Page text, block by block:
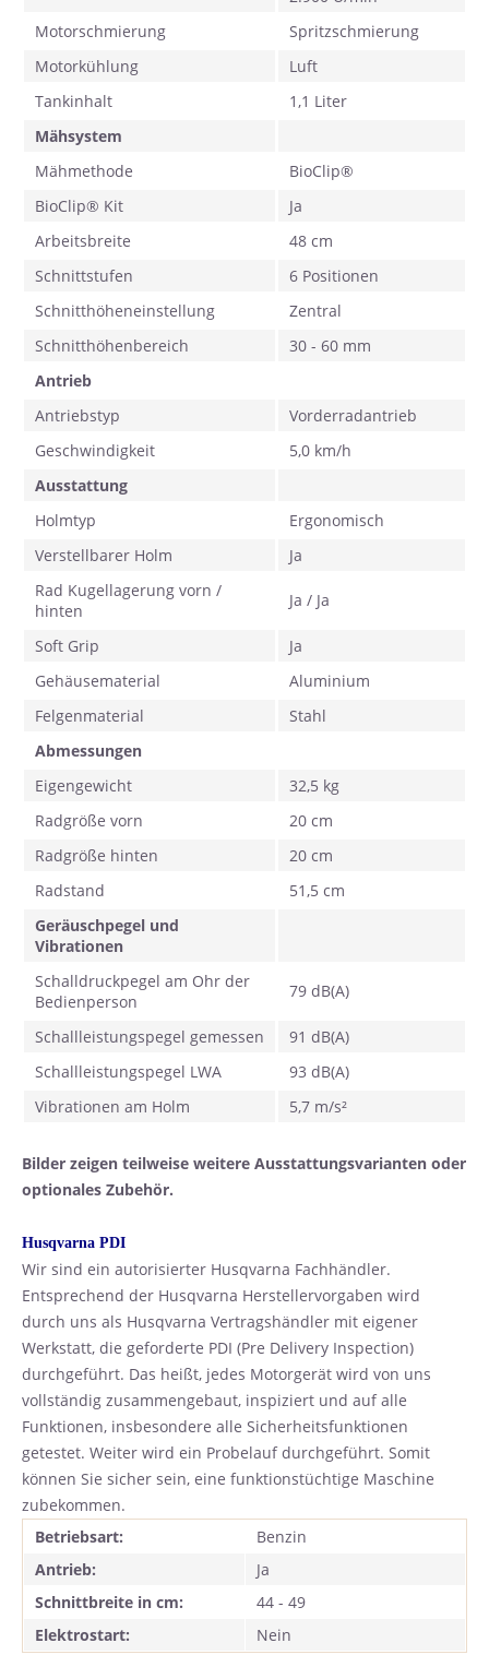
Motorschmierung
Spritzschmierung
Motorkühlung
Luft
Tankinhalt
1,1 Liter
Mähsystem
Mähmethode
BioClip®
BioClip® Kit
Ja
Arbeitsbreite
48 cm
Schnittstufen
6 Positionen
Schnitthöheneinstellung
Zentral
Schnitthöhenbereich
30 - 60 mm
Antrieb
Antriebstyp
Vorderradantrieb
Geschwindigkeit
5,0 km/h
Ausstattung
Holmtyp
Ergonomisch
Verstellbarer Holm
Ja
Rad Kugellagerung vorn /
hinten
Ja / Ja
Soft Grip
Ja
Gehäusematerial
Aluminium
Felgenmaterial
Stahl
Abmessungen
Eigengewicht
32,5 kg
Radgröße vorn
20 cm
Radgröße hinten
20 cm
Radstand
51,5 cm
Geräuschpegel und
Vibrationen
Schalldruckpegel am Ohr der
Bedienperson
79 dB(A)
Schallleistungspegel gemessen
91 dB(A)
Schallleistungspegel LWA
93 dB(A)
Vibrationen am Holm
5,7 m/s²
Bilder zeigen teilweise weitere Ausstattungsvarianten oder
optionales Zubehör.
Husqvarna PDI
Wir sind ein autorisierter Husqvarna Fachhändler.
Entsprechend der Husqvarna Herstellervorgaben wird
durch uns als Husqvarna Vertragshändler mit eigener
Werkstatt, die geforderte PDI (Pre Delivery Inspection)
durchgeführt. Das heißt, jedes Motorgerät wird von uns
vollständig zusammengebaut, inspiziert und auf alle
Funktionen, insbesondere alle Sicherheitsfunktionen
getestet. Weiter wird ein Probelauf durchgeführt. Somit
können Sie sicher sein, eine funktionstüchtige Maschine
zubekommen.
Betriebsart:
Benzin
Antrieb:
Ja
Schnittbreite in cm:
44 - 49
Elektrostart:
Nein